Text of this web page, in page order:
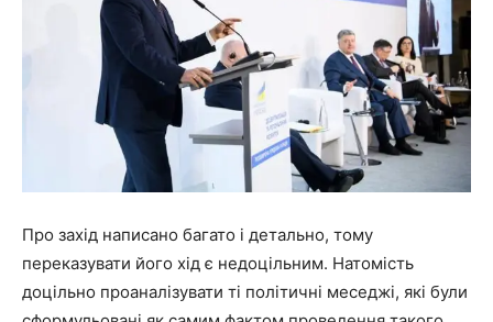
Про захід написано багато і детально, тому
переказувати його хід є недоцільним. Натомість
доцільно проаналізувати ті політичні меседжі, які були